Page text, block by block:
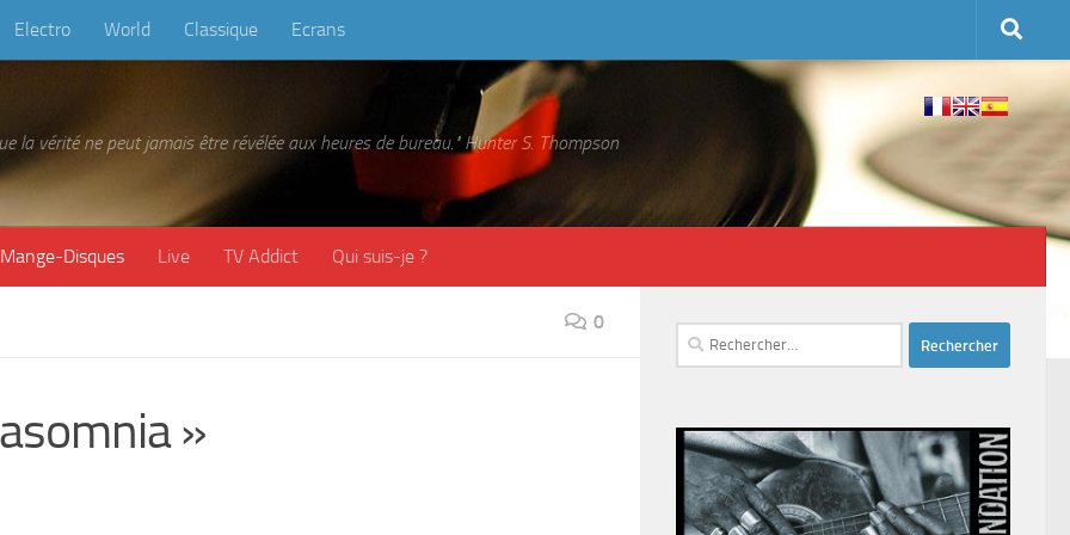
Electro World Classique Ecrans
la vérité ne peut jamais être révélée aux heures de bureau." Hunter S. Thompson
Mange-Disques Live TV Addict Qui suis-je ?
0
»
Rechercher :